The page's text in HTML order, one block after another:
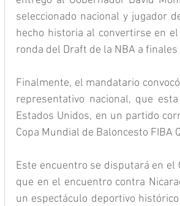
seleccionado nacional y jugador
hecho historia al convertirse en
ronda del Draft de la NBA a finales
Finalmente, el mandatario
representativo nacional, que
Estados Unidos, en un partido
Copa Mundial de Baloncesto FIBA
Este encuentro se disputará en el
que en el encuentro contra
un espectáculo deportivo